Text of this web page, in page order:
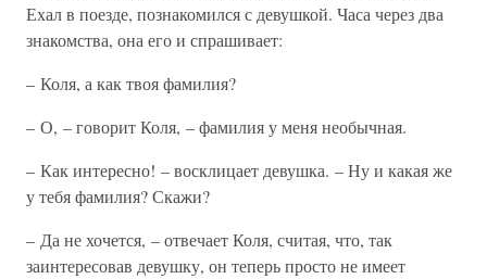
Ехал в поезде, познакомился с девушкой. Часа через два
знакомства, она его и спрашивает:
– Коля, а как твоя фамилия?
– О, – говорит Коля, – фамилия у меня необычная.
– Как интересно! – восклицает девушка. – Ну и какая же
у тебя фамилия? Скажи?
– Да не хочется, – отвечает Коля, считая, что, так
заинтересовав девушку, он теперь просто не имеет